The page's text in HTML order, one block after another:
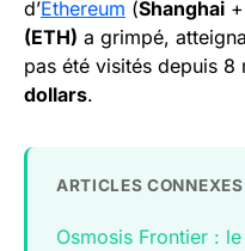
d’Ethereum (Shanghai +
(ETH) a grimpé,
pas été visités depuis 8
dollars.
ARTICLES CONNEXES
Osmosis Frontier :